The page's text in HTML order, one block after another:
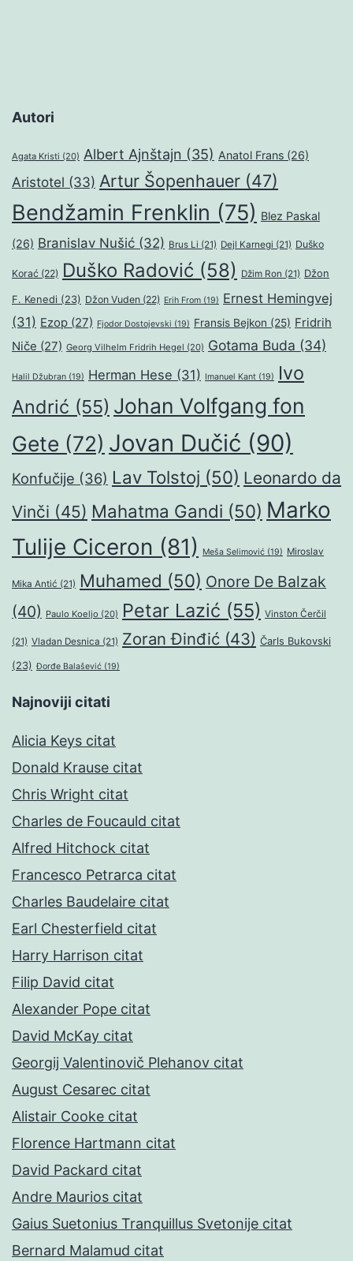
Autori
Agata Kristi (20) Albert Ajnštajn (35) Anatol Frans (26)
Aristotel (33) Artur Šopenhauer (47)
Bendžamin Frenklin (75) Blez Paskal
(26) Branislav Nušić (32) Brus Li (21) Dejl Karnegi (21) Duško
Korać (22) Duško Radović (58) Džim Ron (21) Džon
F. Kenedi (23) Džon Vuden (22) Erih From (19) Ernest Hemingvej
(31) Ezop (27) Fjodor Dostojevski (19) Fransis Bejkon (25) Fridrih
Niče (27) Georg Vilhelm Fridrih Hegel (20) Gotama Buda (34)
Halil Džubran (19) Herman Hese (31) Imanuel Kant (19)
Ivo
Andrić (55) Johan Volfgang fon
Gete (72) Jovan Dučić (90)
Konfučije (36) Lav Tolstoj (50) Leonardo da
Vinči (45) Mahatma Gandi (50) Marko
Tulije Ciceron (81) Meša Selimović (19) Miroslav
Mika Antić (21) Muhamed (50) Onore De Balzak
(40) Paulo Koeljo (20) Petar Lazić (55) Vinston Čerčil
(21) Vladan Desnica (21) Zoran Đinđić (43) Čarls Bukovski
(23) Đorđe Balašević (19)
Najnoviji citati
Alicia Keys citat
Donald Krause citat
Chris Wright citat
Charles de Foucauld citat
Alfred Hitchock citat
Francesco Petrarca citat
Charles Baudelaire citat
Earl Chesterfield citat
Harry Harrison citat
Filip David citat
Alexander Pope citat
David McKay citat
Georgij Valentinovič Plehanov citat
August Cesarec citat
Alistair Cooke citat
Florence Hartmann citat
David Packard citat
Andre Maurios citat
Gaius Suetonius Tranquillus Svetonije citat
Bernard Malamud citat